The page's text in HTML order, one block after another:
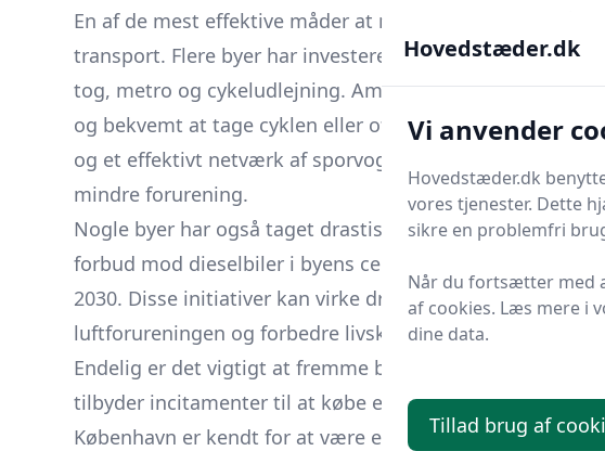
En af de mest effektive måder at reducere trafikken på
transport. Flere byer har investeret i et godt offentligt
tog, metro og cykeludlejning. Amsterdam er et godt
og bekvemt at tage cyklen eller offentlig transport. Byen
og et effektivt netværk af sporvogne og busser.
mindre forurening.
Nogle byer har også taget drastiske skridt for at
forbud mod dieselbiler i byens centrum, og Paris har
2030. Disse initiativer kan virke drastiske, men de er
luftforureningen og forbedre livskvaliteten for byens
Endelig er det vigtigt at fremme bæredygtige
tilbyder incitamenter til at købe elbiler, og
København er kendt for at være en cykelby, og byen har
Hovedstæder.dk
Vi anvender
Hovedstæder.dk
vores tjenester. Dette
sikre en problemfri
Når du fortsætter med
af cookies. Læs mere i
dine data.
Tillad brug af